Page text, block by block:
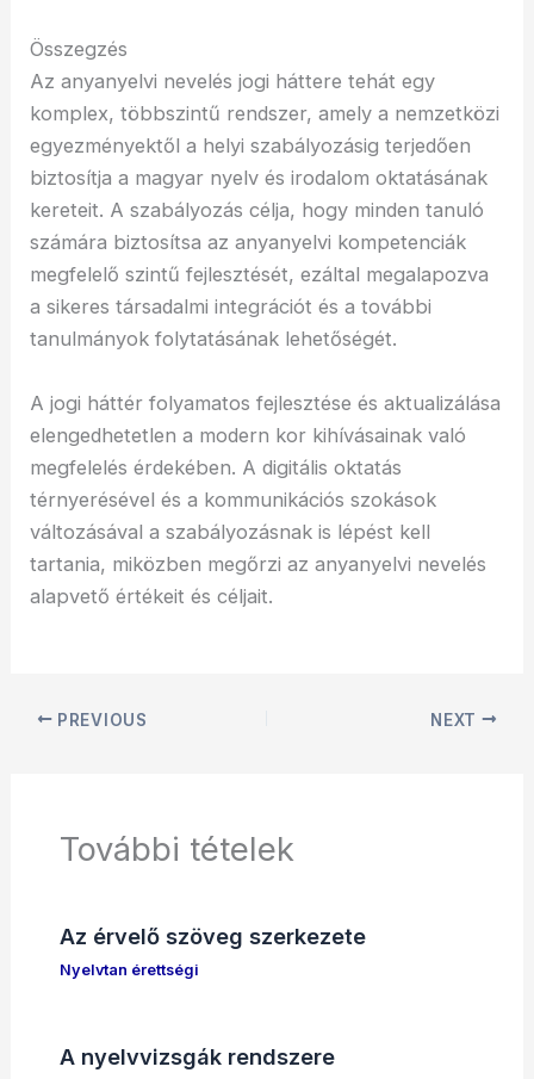
Összegzés
Az anyanyelvi nevelés jogi háttere tehát egy
komplex, többszintű rendszer, amely a nemzetközi
egyezményektől a helyi szabályozásig terjedően
biztosítja a magyar nyelv és irodalom oktatásának
kereteit. A szabályozás célja, hogy minden tanuló
számára biztosítsa az anyanyelvi kompetenciák
megfelelő szintű fejlesztését, ezáltal megalapozva
a sikeres társadalmi integrációt és a további
tanulmányok folytatásának lehetőségét.
A jogi háttér folyamatos fejlesztése és aktualizálása
elengedhetetlen a modern kor kihívásainak való
megfelelés érdekében. A digitális oktatás
térnyerésével és a kommunikációs szokások
változásával a szabályozásnak is lépést kell
tartania, miközben megőrzi az anyanyelvi nevelés
alapvető értékeit és céljait.
PREVIOUS NEXT
További tételek
Az érvelő szöveg szerkezete
Nyelvtan érettségi
A nyelvvizsgák rendszere